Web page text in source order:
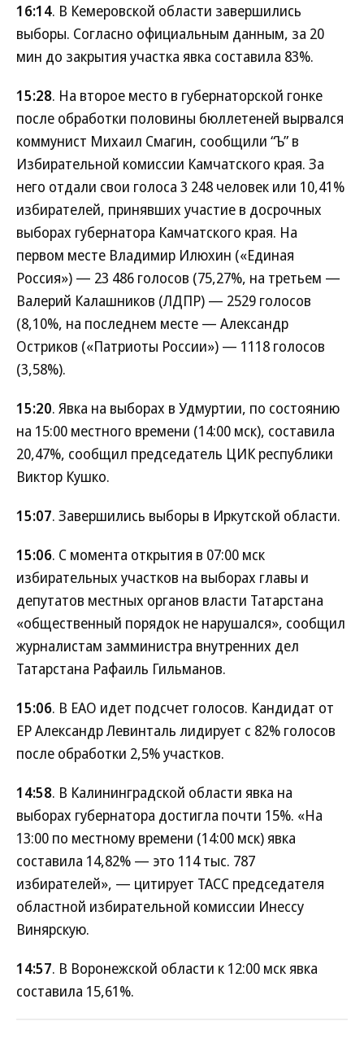
16:14. В Кемеровской области завершились
выборы. Согласно официальным данным, за 20
мин до закрытия участка явка составила 83%.
15:28. На второе место в губернаторской гонке
после обработки половины бюллетеней вырвался
коммунист Михаил Смагин, сообщили “Ъ” в
Избирательной комиссии Камчатского края. За
него отдали свои голоса 3 248 человек или 10,41%
избирателей, принявших участие в досрочных
выборах губернатора Камчатского края. На
первом месте Владимир Илюхин («Единая
Россия») — 23 486 голосов (75,27%, на третьем —
Валерий Калашников (ЛДПР) — 2529 голосов
(8,10%, на последнем месте — Александр
Остриков («Патриоты России») — 1118 голосов
(3,58%).
15:20. Явка на выборах в Удмуртии, по состоянию
на 15:00 местного времени (14:00 мск), составила
20,47%, сообщил председатель ЦИК республики
Виктор Кушко.
15:07. Завершились выборы в Иркутской области.
15:06. С момента открытия в 07:00 мск
избирательных участков на выборах главы и
депутатов местных органов власти Татарстана
«общественный порядок не нарушался», сообщил
журналистам замминистра внутренних дел
Татарстана Рафаиль Гильманов.
15:06. В ЕАО идет подсчет голосов. Кандидат от
ЕР Александр Левинталь лидирует с 82% голосов
после обработки 2,5% участков.
14:58. В Калининградской области явка на
выборах губернатора достигла почти 15%. «На
13:00 по местному времени (14:00 мск) явка
составила 14,82% — это 114 тыс. 787
избирателей», — цитирует ТАСС председателя
областной избирательной комиссии Инессу
Винярскую.
14:57. В Воронежской области к 12:00 мск явка
составила 15,61%.